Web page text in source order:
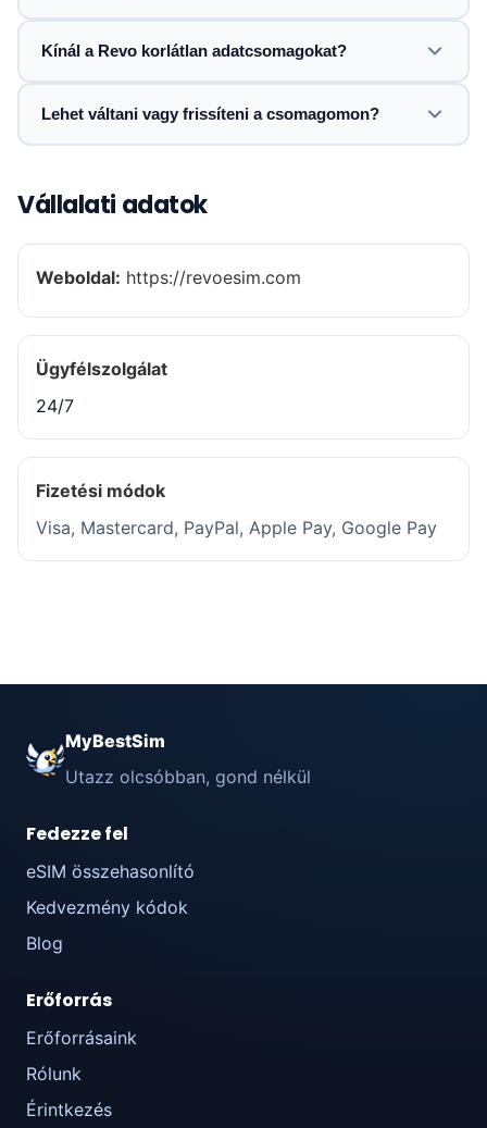
Kínál a Revo korlátlan adatcsomagokat?
Lehet váltani vagy frissíteni a csomagomon?
Vállalati adatok
Weboldal: https://revoesim.com
Ügyfélszolgálat
24/7
Fizetési módok
Visa, Mastercard, PayPal, Apple Pay, Google Pay
MyBestSim
Utazz olcsóbban, gond nélkül
Fedezze fel
eSIM összehasonlító
Kedvezmény kódok
Blog
Erőforrás
Erőforrásaink
Rólunk
Érintkezés